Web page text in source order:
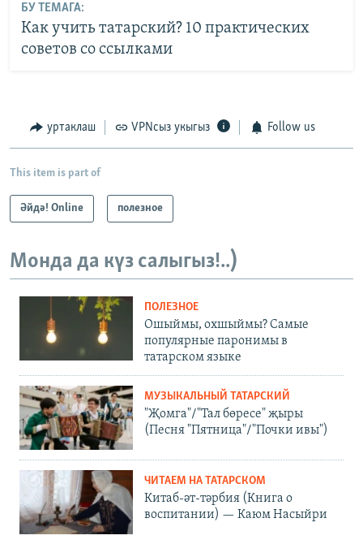
БУ ТЕМАГА:
Как учить татарский? 10 практических
советов со ссылками
уртаклаш VPNсыз укыгыз Follow us
This item is part of
Әйдә! Online полезное
Монда да күз салыгыз!..)
ПОЛЕЗНОЕ
Ошыймы, охшыймы? Самые
популярные паронимы в
татарском языке
МУЗЫКАЛЬНЫЙ ТАТАРСКИЙ
"Җомга"/"Тал бөресе" җыры
(Песня "Пятница"/"Почки ивы")
ЧИТАЕМ НА ТАТАРСКОМ
Китаб-әт-тәрбия (Книга о
воспитании) — Каюм Насыйри